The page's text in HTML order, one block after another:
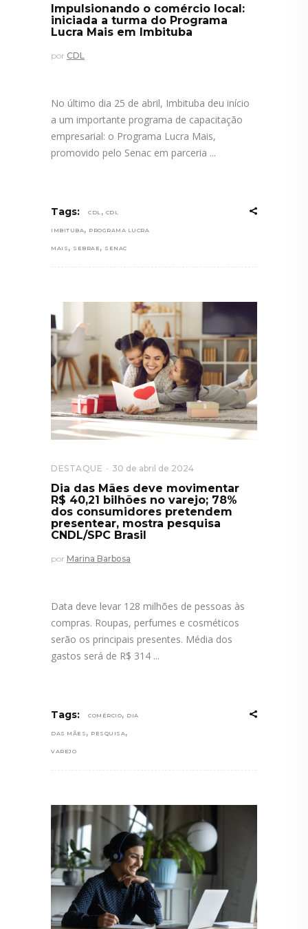
Impulsionando o comércio local:
iniciada a turma do Programa
Lucra Mais em Imbituba
por CDL
No último dia 25 de abril, Imbituba deu início
a um importante programa de capacitação
empresarial: o Programa Lucra Mais,
promovido pelo Senac em parceria
Tags: CDL , CDL
IMBITUBA , PROGRAMA LUCRA
MAIS , SEBRAE , SENAC
DESTAQUE 30 de abril de 2024
Dia das Mães deve movimentar
R$ 40,21 bilhões no varejo; 78%
dos consumidores pretendem
presentear, mostra pesquisa
CNDL/SPC Brasil
por Marina Barbosa
Data deve levar 128 milhões de pessoas às
compras. Roupas, perfumes e cosméticos
serão os principais presentes. Média dos
gastos será de R$ 314
Tags: COMÉRCIO, DIA
DAS MÃES , PESQUISA ,
VAREJO